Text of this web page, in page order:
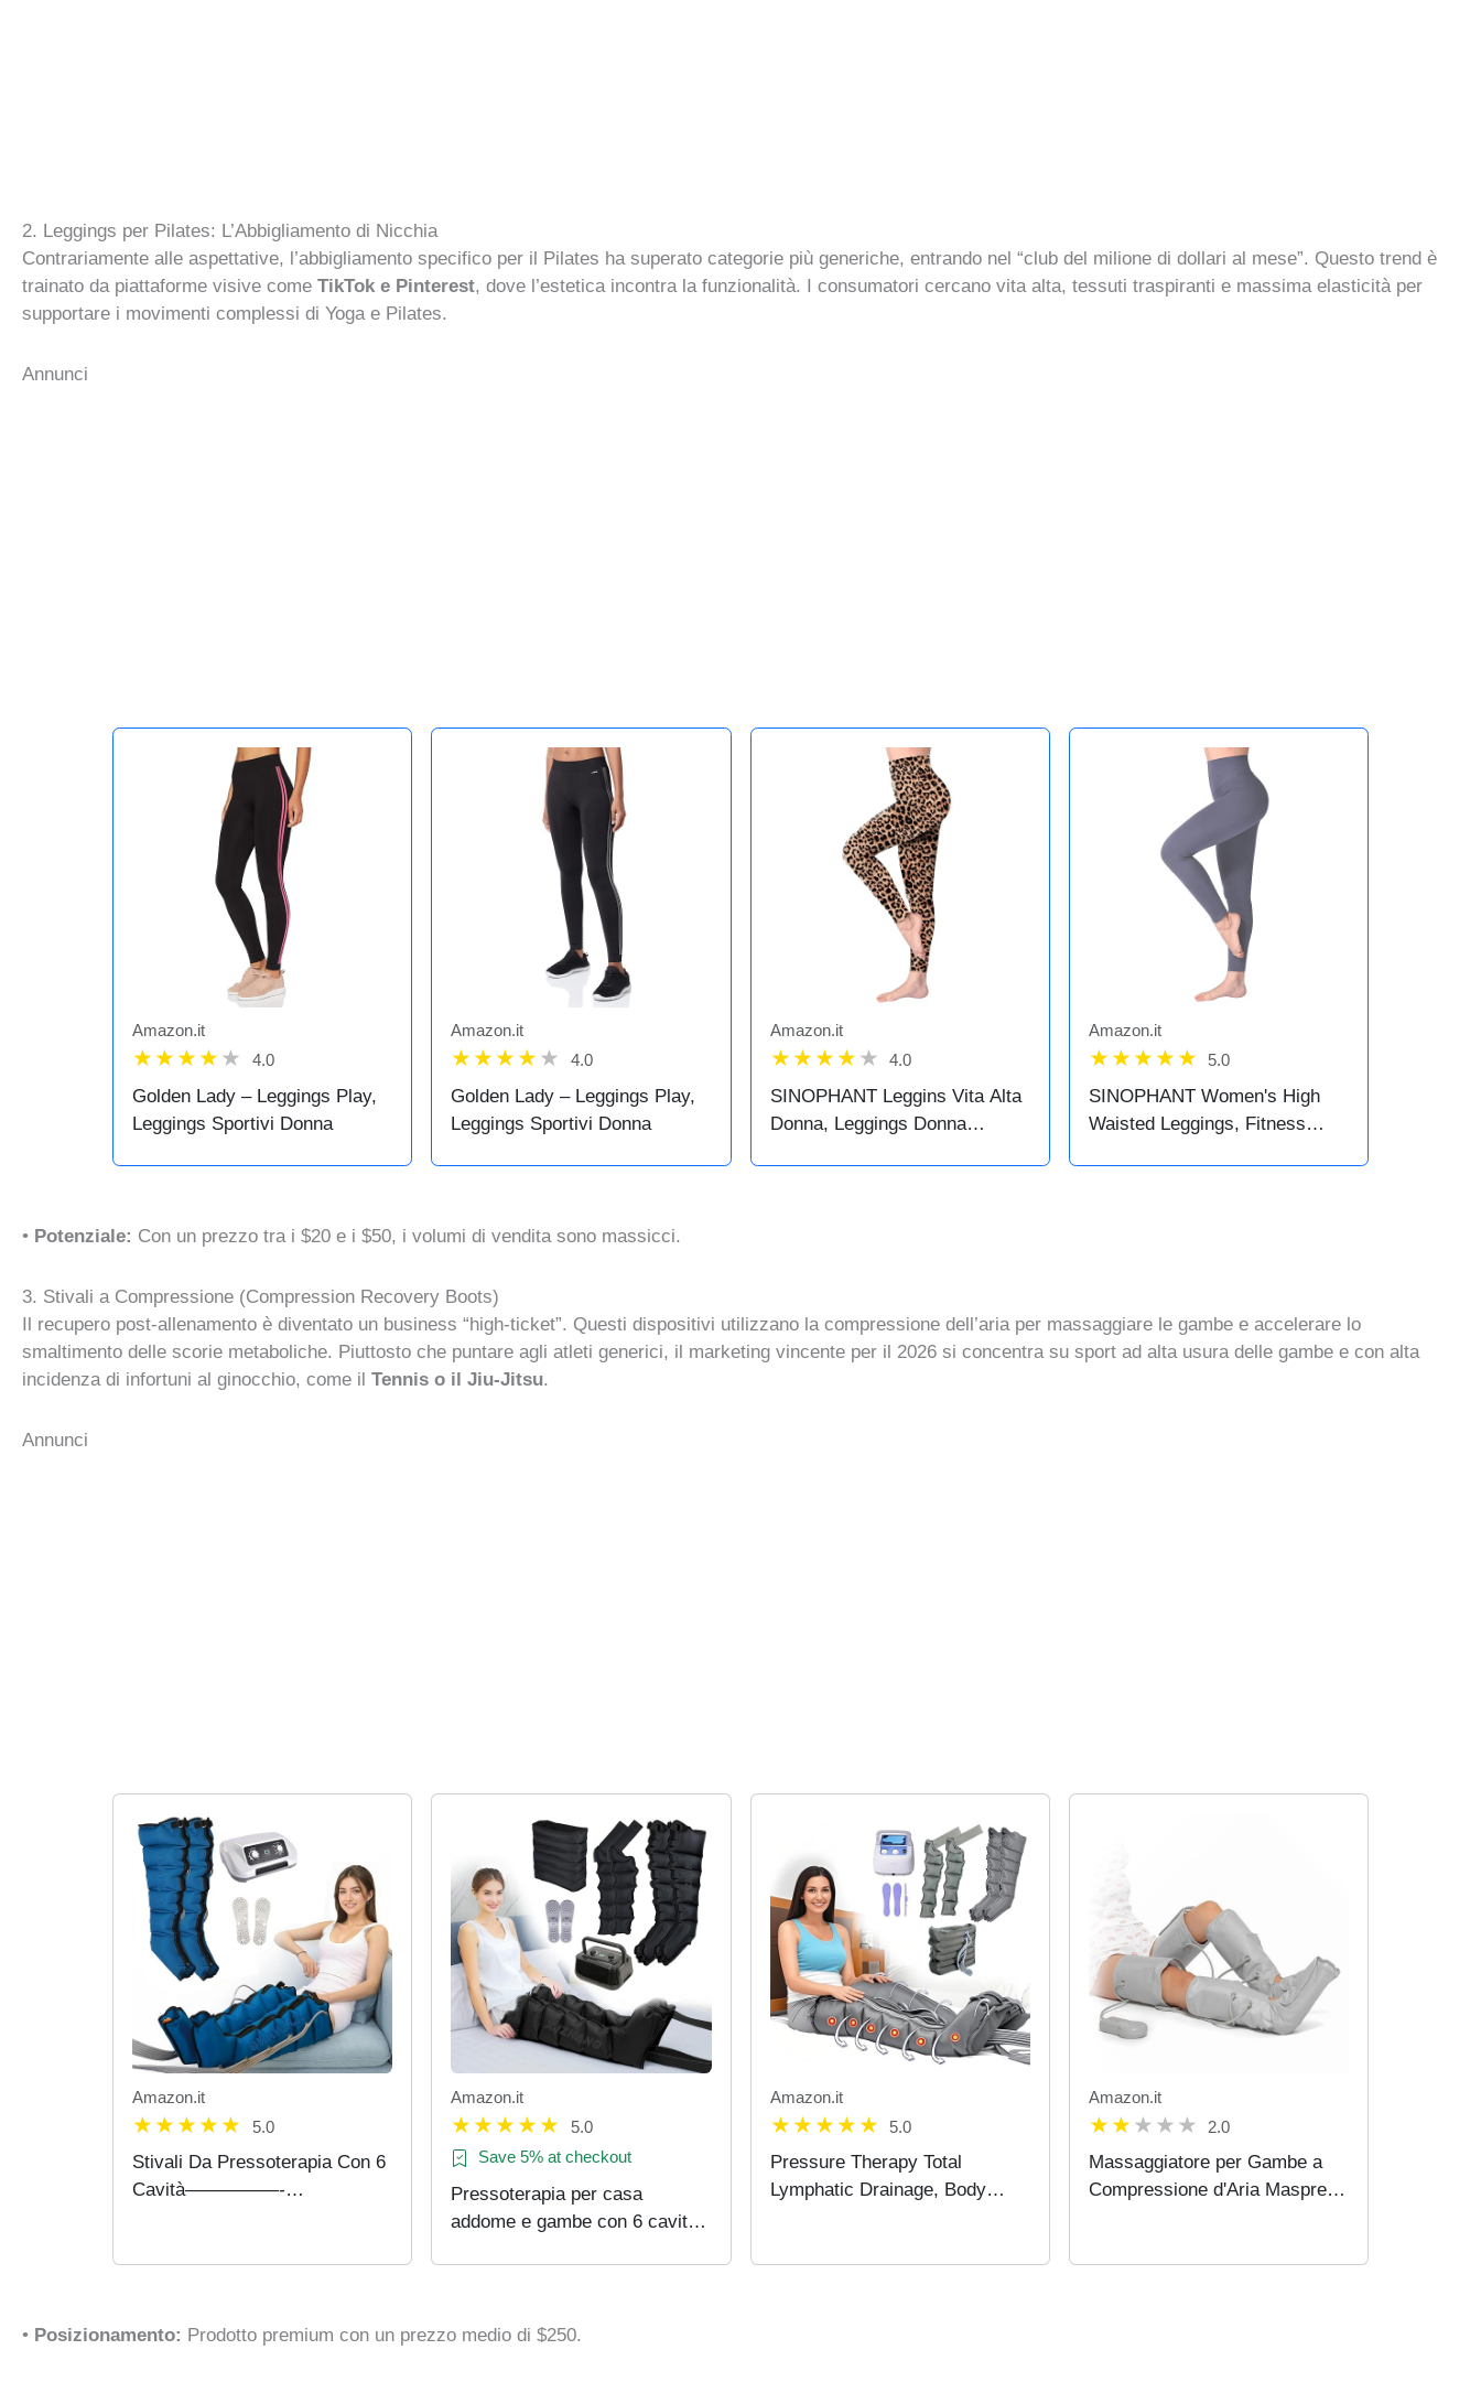
2. Leggings per Pilates: L’Abbigliamento di Nicchia
Contrariamente alle aspettative, l’abbigliamento specifico per il Pilates ha superato categorie più generiche, entrando nel “club del milione di dollari al mese”. Questo trend è
trainato da piattaforme visive come TikTok e Pinterest, dove l’estetica incontra la funzionalità. I consumatori cercano vita alta, tessuti traspiranti e massima elasticità per
supportare i movimenti complessi di Yoga e Pilates.
Annunci
Amazon.it
4.0
Golden Lady – Leggings Play,
Leggings Sportivi Donna
Amazon.it
4.0
Golden Lady – Leggings Play,
Leggings Sportivi Donna
Amazon.it
4.0
SINOPHANT Leggins Vita Alta
Donna, Leggings Donna
Amazon.it
5.0
SINOPHANT Women's High
Waisted Leggings, Fitness
• Potenziale: Con un prezzo tra i $20 e i $50, i volumi di vendita sono massicci.
3. Stivali a Compressione (Compression Recovery Boots)
Il recupero post-allenamento è diventato un business “high-ticket”. Questi dispositivi utilizzano la compressione dell’aria per massaggiare le gambe e accelerare lo
smaltimento delle scorie metaboliche. Piuttosto che puntare agli atleti generici, il marketing vincente per il 2026 si concentra su sport ad alta usura delle gambe e con alta
incidenza di infortuni al ginocchio, come il Tennis o il Jiu-Jitsu.
Annunci
Amazon.it
5.0
Stivali Da Pressoterapia Con 6
Cavità—————-
Macchina Per Pressoterapia
Amazon.it
5.0
Save 5% at checkout
Pressoterapia per casa
addome e gambe con 6 cavità
macchina + gambe + bracci…
Amazon.it
5.0
Pressure Therapy Total
Lymphatic Drainage, Body
Pressotherapy at Home, 6 Air
Amazon.it
2.0
Massaggiatore per Gambe a
Compressione d'Aria Maspres
• Posizionamento: Prodotto premium con un prezzo medio di $250.